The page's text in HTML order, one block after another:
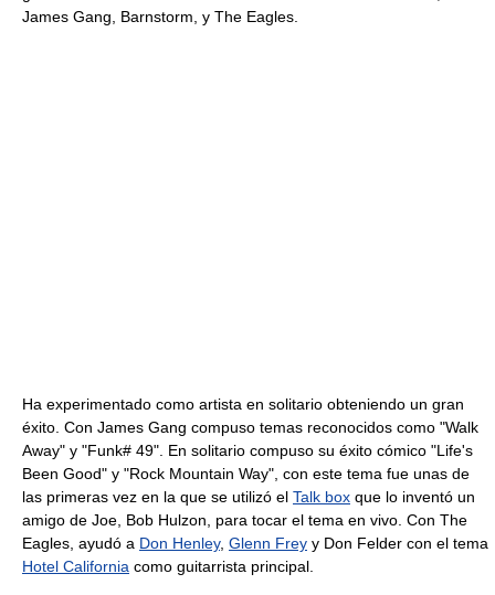
James Gang, Barnstorm, y The Eagles.
Ha experimentado como artista en solitario obteniendo un gran
éxito. Con James Gang compuso temas reconocidos como "Walk
Away" y "Funk# 49". En solitario compuso su éxito cómico "Life's
Been Good" y "Rock Mountain Way", con este tema fue unas de
las primeras vez en la que se utilizó el Talk box que lo inventó un
amigo de Joe, Bob Hulzon, para tocar el tema en vivo. Con The
Eagles, ayudó a Don Henley, Glenn Frey y Don Felder con el tema
Hotel California como guitarrista principal.